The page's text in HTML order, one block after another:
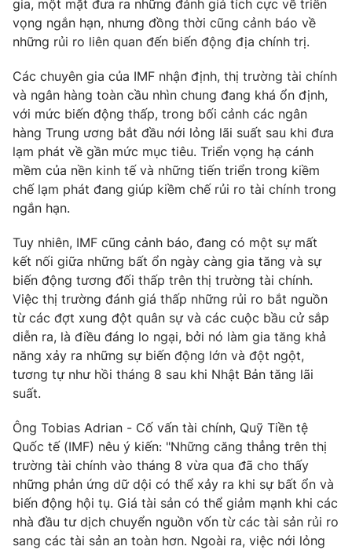
gia, một mặt đưa ra những đánh giá tích cực về triển
vọng ngắn hạn, nhưng đồng thời cũng cảnh báo về
những rủi ro liên quan đến biến động địa chính trị.
Các chuyên gia của IMF nhận định, thị trường tài chính
và ngân hàng toàn cầu nhìn chung đang khá ổn định,
với mức biến động thấp, trong bối cảnh các ngân
hàng Trung ương bắt đầu nới lỏng lãi suất sau khi đưa
lạm phát về gần mức mục tiêu. Triển vọng hạ cánh
mềm của nền kinh tế và những tiến triển trong kiềm
chế lạm phát đang giúp kiềm chế rủi ro tài chính trong
ngắn hạn.
Tuy nhiên, IMF cũng cảnh báo, đang có một sự mất
kết nối giữa những bất ổn ngày càng gia tăng và sự
biến động tương đối thấp trên thị trường tài chính.
Việc thị trường đánh giá thấp những rủi ro bắt nguồn
từ các đợt xung đột quân sự và các cuộc bầu cử sắp
diễn ra, là điều đáng lo ngại, bởi nó làm gia tăng khả
năng xảy ra những sự biến động lớn và đột ngột,
tương tự như hồi tháng 8 sau khi Nhật Bản tăng lãi
suất.
Ông Tobias Adrian - Cố vấn tài chính, Quỹ Tiền tệ
Quốc tế (IMF) nêu ý kiến: "Những căng thẳng trên thị
trường tài chính vào tháng 8 vừa qua đã cho thấy
những phản ứng dữ dội có thể xảy ra khi sự bất ổn và
biến động hội tụ. Giá tài sản có thể giảm mạnh khi các
nhà đầu tư dịch chuyển nguồn vốn từ các tài sản rủi ro
sang các tài sản an toàn hơn. Ngoài ra, việc nới lỏng